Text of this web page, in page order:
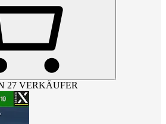
27 VERKÄUFER